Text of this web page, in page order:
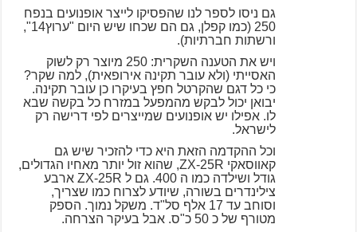
גם ניסו לספר לנו שהפסיקו לייצר אופנועים בנפח
250 (כמו קפלן, גם הם שכחו שיש היום "ערוץ14",
ורשתות חברתיות).
ויש את הטענה השקרית: 250 מיוצר רק לשוק
האסייתי (ולא עובר תקינה אירופאית), למה שקר?
כי כל דגם שהקרטל חפץ בעיקרו כן עובר תקינה.
יבואן יכול לבקש מהמפעל במזרח כל בקשה שבא
לו. אפילו יש אופנועים שמייצרים לפי דרישה רק
לישראל.
וכל ההקדמה הזאת היא כדי להזכיר שיש גם
קאווסאקי ZX-25R, שהוא זול יותר מאחיו הגדולים,
גודל ושילדה כמו ה 400. גם ל ZX-25R ארבע
צילינדרים בשורה, שיודע לצרוח כמו שצריך,
וסוחב עד 17 אלף סל"ד. משקל נמוך. הספק
מטורף של כ 50 כ"ס. אבל בעיקר הצרחה.